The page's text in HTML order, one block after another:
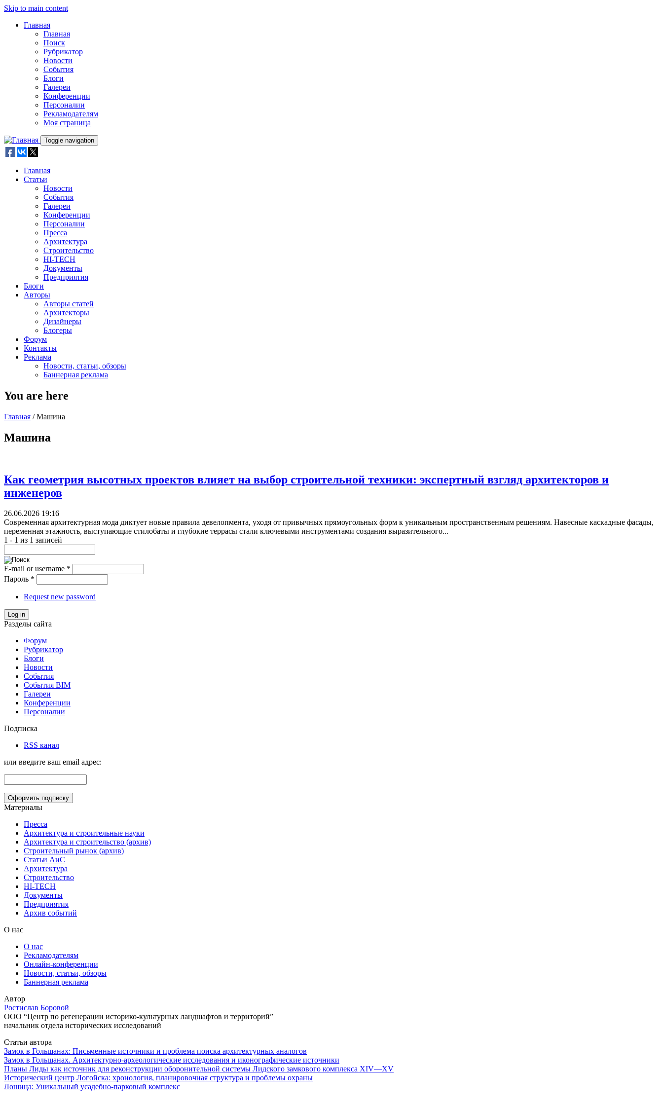
Skip to main content
Главная
Главная
Поиск
Рубрикатор
Новости
События
Блоги
Галереи
Конференции
Персоналии
Рекламодателям
Моя страница
Toggle navigation
Главная
Статьи
Новости
События
Галереи
Конференции
Персоналии
Пресса
Архитектура
Строительство
HI-TECH
Документы
Предприятия
Блоги
Авторы
Авторы статей
Архитекторы
Дизайнеры
Блогеры
Форум
Контакты
Реклама
Новости, статьи, обзоры
Баннерная реклама
You are here
Главная / Машина
Машина
Как геометрия высотных проектов влияет на выбор строительной техники: экспертный взгляд архитекторов и
инженеров
26.06.2026 19:16
Современная архитектурная мода диктует новые правила девелопмента, уходя от привычных прямоугольных форм к уникальным пространственным решениям. Навесные каскадные фасады,
переменная этажность, выступающие стилобаты и глубокие террасы стали ключевыми инструментами создания выразительного...
1 - 1 из 1 записей
E-mail or username *
Пароль *
Request new password
Log in
Разделы сайта
Форум
Рубрикатор
Блоги
Новости
События
События BIM
Галереи
Конференции
Персоналии
Подписка
RSS канал
или введите ваш email адрес:
Материалы
Пресса
Архитектура и строительные науки
Архитектура и строительство (архив)
Строительный рынок (архив)
Статьи АиС
Архитектура
Строительство
HI-TECH
Документы
Предприятия
Архив событий
О нас
О нас
Рекламодателям
Онлайн-конференции
Новости, статьи, обзоры
Баннерная реклама
Автор
Ростислав Боровой
ООО “Центр по регенерации историко-культурных ландшафтов и территорий”
начальник отдела исторических исследований
Статьи автора
Замок в Гольшанах: Письменные источники и проблема поиска архитектурных аналогов
Замок в Гольшанах. Архитектурно-археологические исследования и иконографические источники
Планы Лиды как источник для реконструкции оборонительной системы Лидского замкового комплекса XIV—XV
Исторический центр Логойска: хронология, планировочная структура и проблемы охраны
Лошица: Уникальный усадебно-парковый комплекс